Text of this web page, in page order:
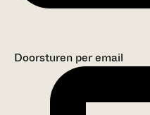
Doorsturen per email